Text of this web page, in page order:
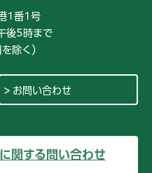
1番1号
後5時まで
除く）
お問い合わせ
関する問い合わせ